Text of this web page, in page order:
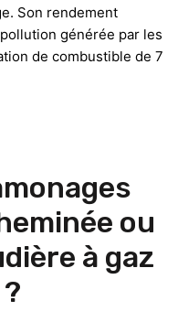
Son rendement
générée par les
de combustible de 7
ou
à gaz